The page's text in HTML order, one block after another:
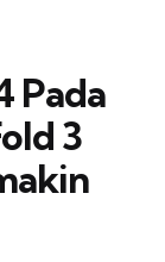
Pada
3